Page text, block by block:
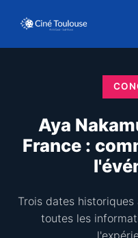
Aya
France :
Trois dates historiques
toutes les